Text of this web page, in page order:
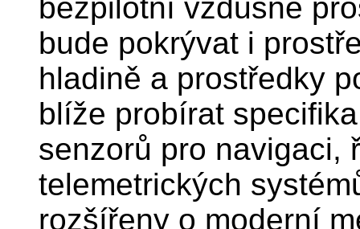
bezpilotní vzdušné
bude pokrývat i
hladině a prostředky
blíže probírat
senzorů pro navigaci,
telemetrických
rozšířeny o moderní